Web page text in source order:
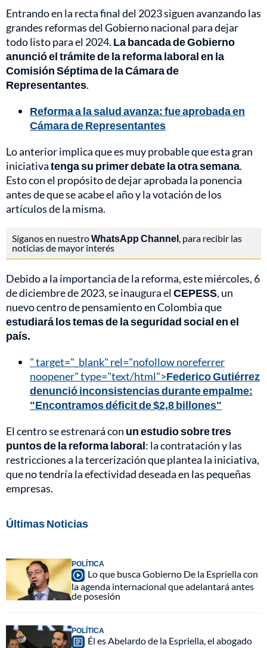
Entrando en la recta final del 2023 siguen avanzando las
grandes reformas del Gobierno nacional para dejar
todo listo para el 2024. La bancada de Gobierno
anunció el trámite de la reforma laboral en la
Comisión Séptima de la Cámara de
Representantes.
Reforma a la salud avanza: fue aprobada en
Cámara de Representantes
Lo anterior implica que es muy probable que esta gran
iniciativatenga su primer debate la otra semana.
Esto con el propósito de dejar aprobada la ponencia
antes de que se acabe el año y la votación de los
artículos de la misma.
Síganos en nuestroWhatsApp Channel , para recibir las
noticias de mayor interés
Debido a la importancia de la reforma, este miércoles, 6
de diciembre de 2023, se inaugura elCEPESS, un
nuevo centro de pensamiento en Colombia que
estudiará los temas de la seguridad social en el
país.
" target="_blank" rel="nofollow noreferrer
noopener" type="text/html">Federico Gutiérrez
denunció inconsistencias durante empalme:
"Encontramos déficit de $2,8 billones"
El centro se estrenará con un estudio sobre tres
puntos de la reforma laboral: la contratación y las
restricciones a la tercerización que plantea la iniciativa,
que no tendría la efectividad deseada en las pequeñas
empresas.
Últimas Noticias
POLÍTICA
Lo que busca Gobierno De la Espriella con
la agenda internacional que adelantará antes
de posesión
POLÍTICA
Él es Abelardo de la Espriella, el abogado